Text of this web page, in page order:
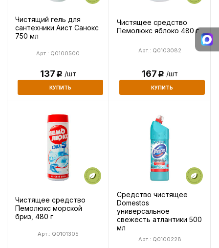
Чистящий гель для
сантехники Аист Санокс
750 мл
Арт.: Q0100500
137Р /шт
КУПИТЬ
Чистящее средство
Пемолюкс яблоко 480 г
Арт.: Q0103082
167Р /шт
КУПИТЬ
Чистящее средство
Пемолюкс морской
бриз, 480 г
Арт.: Q0101305
Средство чистящее
Domestos
универсальное
свежесть атлантики 500
мл
Арт.: Q0100228